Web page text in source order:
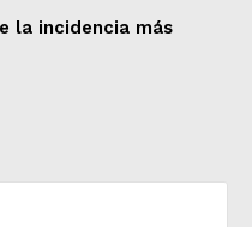
la incidencia más